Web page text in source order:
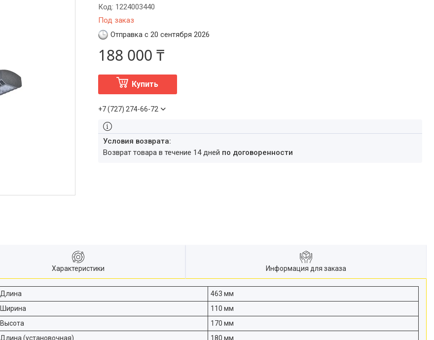
Под заказ
Код: 1224003440
Отправка с 20 сентября 2026
188 000 ₸
Купить
+7 (727) 274-66-72
возврат товара в течение 14 дней по договоренности
Характеристики Информация для заказа
Длина
463 мм
Ширина
110 мм
Высота
170 мм
Длина (установочная)
180 мм